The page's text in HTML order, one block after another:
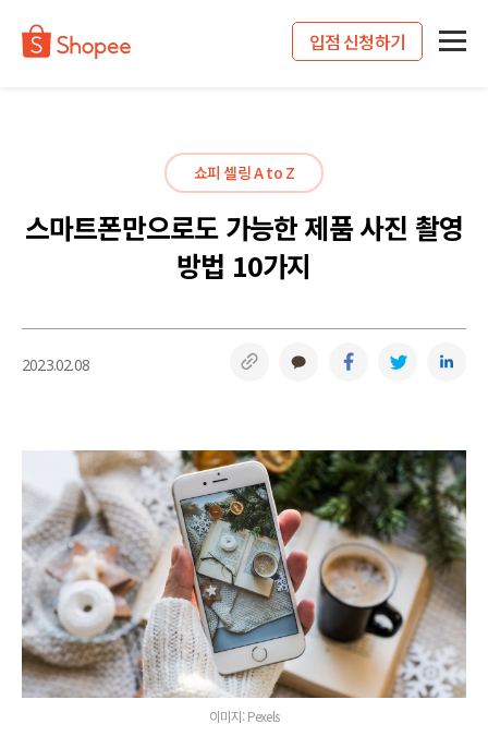
입점 신청하기
쇼피 셀링 A to Z
스마트폰만으로도 가능한 제품 사진 촬영
방법 10가지
2023.02.08 링크복사 카카오톡 페이스북 트위터
이미지: Pexels